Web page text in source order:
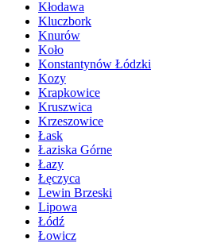
Kłodawa
Kluczbork
Knurów
Koło
Konstantynów Łódzki
Kozy
Krapkowice
Kruszwica
Krzeszowice
Łask
Łaziska Górne
Łazy
Łęczyca
Lewin Brzeski
Lipowa
Łódź
Łowicz